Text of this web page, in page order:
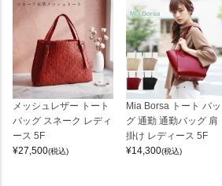
メッシュレザー トート
バッグ スネーク レディ
ース 5F
¥27,500(税込)
Mia Borsa トート バッ
グ 通勤 通勤バッグ 肩
掛け レディース 5F
¥14,300(税込)